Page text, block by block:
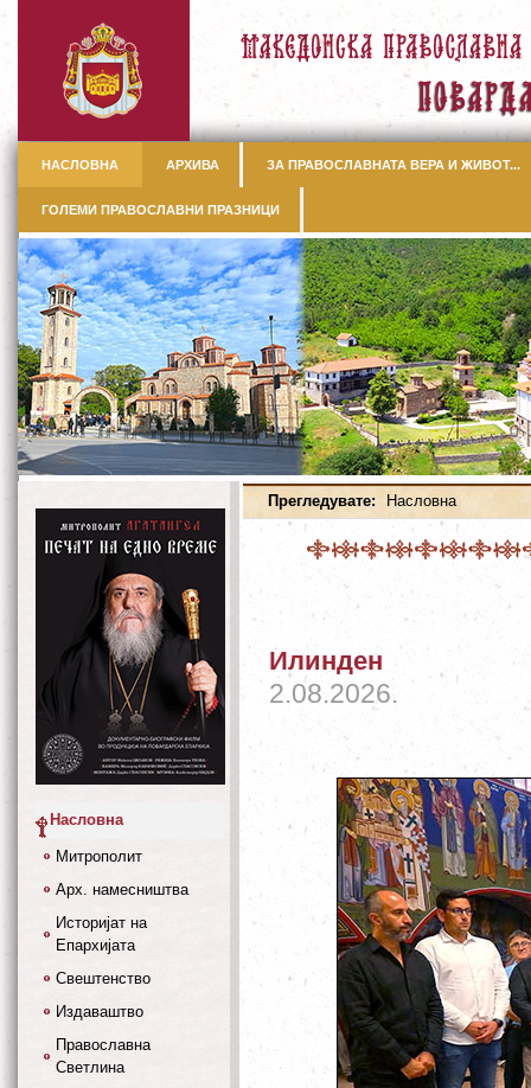
НАСЛОВНА АРХИВА ЗА ПРАВОСЛАВНАТА ВЕРА И ЖИВОТ...
ГОЛЕМИ ПРАВОСЛАВНИ ПРАЗНИЦИ
Прегледувате: Насловна
Илинден
2.08.2026.
Насловна
Митрополит
Арх. намесништва
Историјат на
Епархијата
Свештенство
Издаваштво
Православна
Светлина